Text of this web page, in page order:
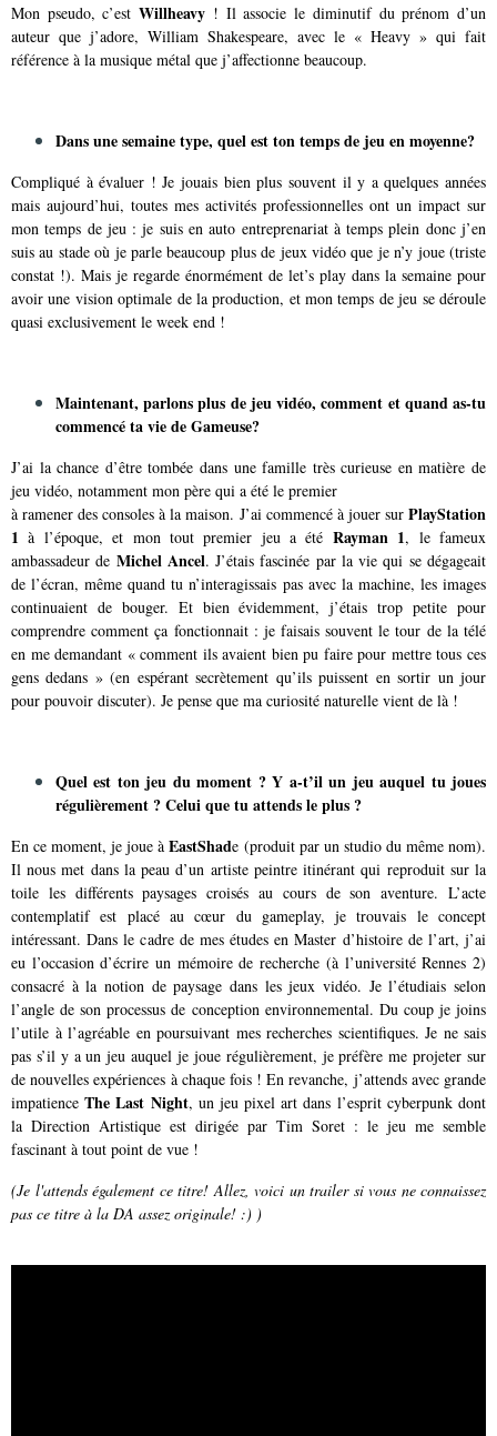
Mon pseudo, c’estWillheavy ! Il associe le diminutif du prénom d’un
auteur que j’adore, William Shakespeare, avec le « Heavy » qui fait
référence à la musique métal que j’affectionne beaucoup.
Dans une semaine type, quel est ton temps de jeu en moyenne?
Compliqué à évaluer ! Je jouais bien plus souvent il y a quelques années
mais aujourd’hui, toutes mes activités professionnelles ont un impact sur
mon temps de jeu : je suis en auto entreprenariat à temps plein donc j’en
suis au stade où je parle beaucoup plus de jeux vidéo que je n’y joue (triste
constat !). Mais je regarde énormément de let’s play dans la semaine pour
avoir une vision optimale de la production, et mon temps de jeu se déroule
quasi exclusivement le week end !
Maintenant, parlons plus de jeu vidéo, comment et quand as-tu
commencé ta vie de Gameuse?
J’ai la chance d’être tombée dans une famille très curieuse en matière de
jeu vidéo, notamment mon père qui a été le premier
à ramener des consoles à la maison. J’ai commencé à jouer sur PlayStation
1 à l’époque, et mon tout premier jeu a été Rayman 1, le fameux
ambassadeur de Michel Ancel. J’étais fascinée par la vie qui se dégageait
de l’écran, même quand tu n’interagissais pas avec la machine, les images
continuaient de bouger. Et bien évidemment, j’étais trop petite pour
comprendre comment ça fonctionnait : je faisais souvent le tour de la télé
en me demandant « comment ils avaient bien pu faire pour mettre tous ces
gens dedans » (en espérant secrètement qu’ils puissent en sortir un jour
pour pouvoir discuter). Je pense que ma curiosité naturelle vient de là !
Quel est ton jeu du moment ? Y a-t’il un jeu auquel tu joues
régulièrement ? Celui que tu attends le plus ?
En ce moment, je joue àEastShade (produit par un studio du même nom).
Il nous met dans la peau d’un artiste peintre itinérant qui reproduit sur la
toile les différents paysages croisés au cours de son aventure. L’acte
contemplatif est placé au cœur du gameplay, je trouvais le concept
intéressant. Dans le cadre de mes études en Master d’histoire de l’art, j’ai
eu l’occasion d’écrire un mémoire de recherche (à l’université Rennes 2)
consacré à la notion de paysage dans les jeux vidéo. Je l’étudiais selon
l’angle de son processus de conception environnemental. Du coup je joins
l’utile à l’agréable en poursuivant mes recherches scientifiques. Je ne sais
pas s’il y a un jeu auquel je joue régulièrement, je préfère me projeter sur
de nouvelles expériences à chaque fois ! En revanche, j’attends avec grande
impatienceThe Last Night, un jeu pixel art dans l’esprit cyberpunk dont
la Direction Artistique est dirigée par Tim Soret : le jeu me semble
fascinant à tout point de vue !
(Je l'attends également ce titre! Allez, voici un trailer si vous ne connaissez
pas ce titre à la DA assez originale! :) )